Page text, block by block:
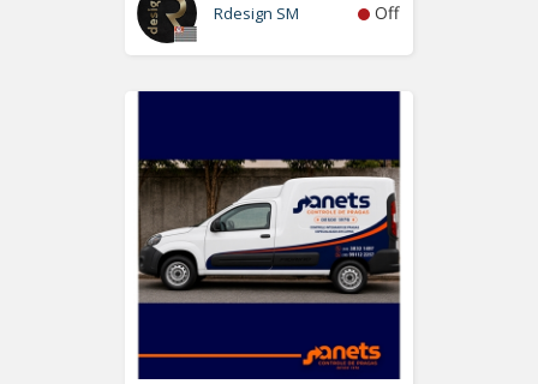
Rdesign SM Off